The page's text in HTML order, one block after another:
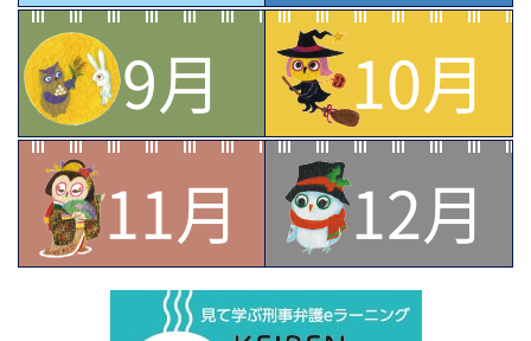
9月
10月
11月
12月